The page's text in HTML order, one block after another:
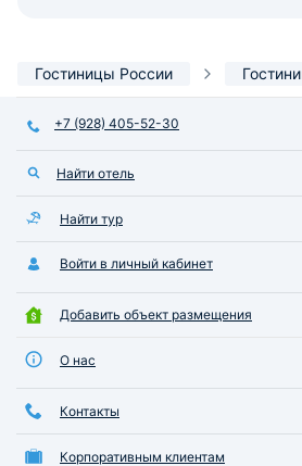
Гостиницы России
+7 (928) 405-52-30
Найти отель
Найти тур
Войти в личный кабинет
Добавить объект размещения
О нас
Контакты
Корпоративным клиентам